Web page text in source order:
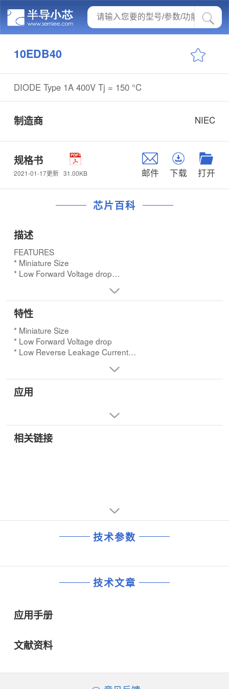
10EDB40
DIODE Type 1A 400V Tj = 150 °C
制造商 NIEC
规格书
2021-01-17更新 31.00KB 邮件 下载 打开
芯片百科
描述
FEATURES
* Miniature Size
* Low Forward Voltage drop
* 26mm and 52mm Inside Tape Spacing Package
Available
特性
* Miniature Size
* Low Forward Voltage drop
* Low Reverse Leakage Current
* 26mm and 52mm Inside Tape Spacing Package
Available
应用
相关链接
技术参数
技术文章
应用手册
文献资料